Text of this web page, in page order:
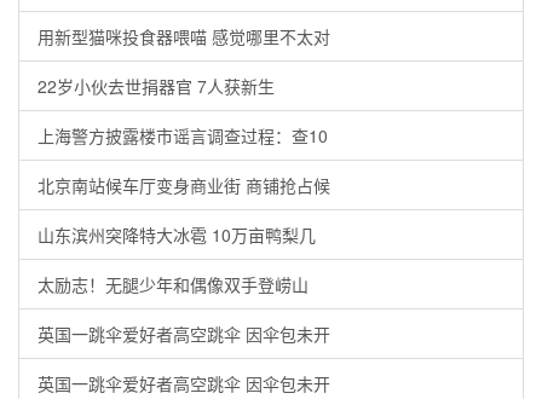
用新型猫咪投食器喂喵 感觉哪里不太对
22岁小伙去世捐器官 7人获新生
上海警方披露楼市谣言调查过程：查10
北京南站候车厅变身商业街 商铺抢占候
山东滨州突降特大冰雹 10万亩鸭梨几
太励志！无腿少年和偶像双手登崂山
英国一跳伞爱好者高空跳伞 因伞包未开
英国一跳伞爱好者高空跳伞 因伞包未开